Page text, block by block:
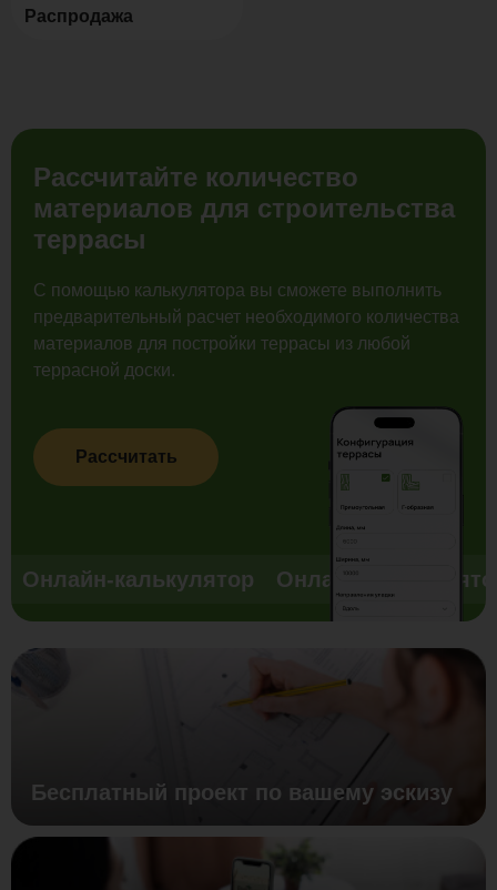
Распродажа
Рассчитайте количество
материалов для строительства
террасы
С помощью калькулятора вы сможете выполнить
предварительный расчет необходимого количества
материалов для постройки террасы из любой
террасной доски.
Рассчитать
Онлайн-калькулятор Онлайн-
Бесплатный проект по вашему эскизу